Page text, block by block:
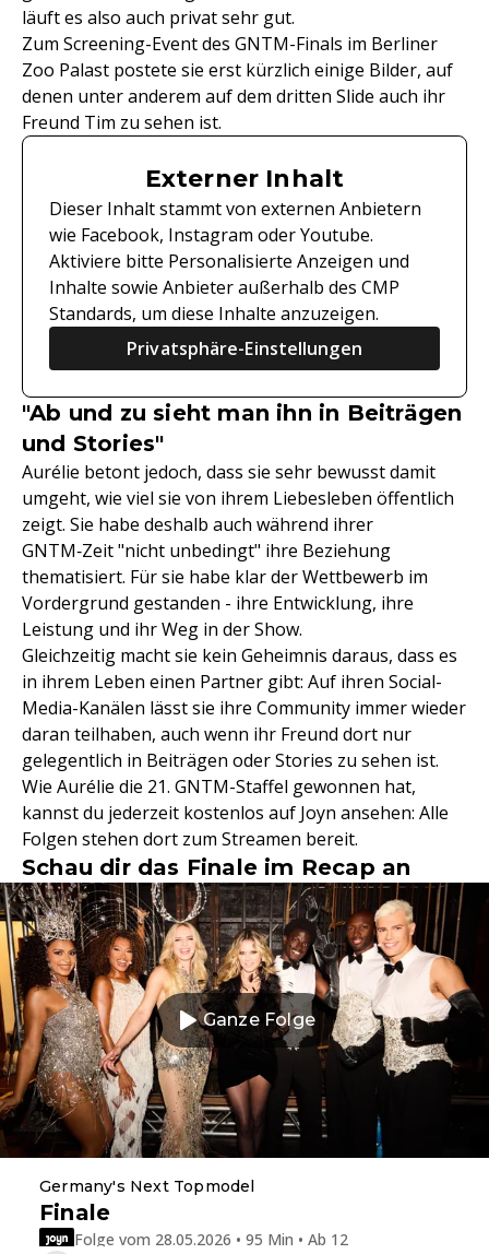
läuft es also auch privat sehr gut.
Zum Screening-Event des GNTM-Finals im Berliner
Zoo Palast postete sie erst kürzlich einige Bilder, auf
denen unter anderem auf dem dritten Slide auch ihr
Freund Tim zu sehen ist.
Externer Inhalt
Dieser Inhalt stammt von externen Anbietern
wie Facebook, Instagram oder Youtube.
Aktiviere bitte Personalisierte Anzeigen und
Inhalte sowie Anbieter außerhalb des CMP
Standards, um diese Inhalte anzuzeigen.
Privatsphäre-Einstellungen
"Ab und zu sieht man ihn in Beiträgen
und Stories"
Aurélie betont jedoch, dass sie sehr bewusst damit
umgeht, wie viel sie von ihrem Liebesleben öffentlich
zeigt. Sie habe deshalb auch während ihrer
GNTM‑Zeit "nicht unbedingt" ihre Beziehung
thematisiert. Für sie habe klar der Wettbewerb im
Vordergrund gestanden - ihre Entwicklung, ihre
Leistung und ihr Weg in der Show.
Gleichzeitig macht sie kein Geheimnis daraus, dass es
in ihrem Leben einen Partner gibt: Auf ihren Social-
Media-Kanälen lässt sie ihre Community immer wieder
daran teilhaben, auch wenn ihr Freund dort nur
gelegentlich in Beiträgen oder Stories zu sehen ist.
Wie Aurélie die 21. GNTM-Staffel gewonnen hat,
kannst du jederzeit kostenlos auf Joyn ansehen: Alle
Folgen stehen dort zum Streamen bereit.
Schau dir das Finale im Recap an
Ganze Folge
Germany's Next Topmodel
Finale
Folge vom 28.05.2026 • 95 Min • Ab 12